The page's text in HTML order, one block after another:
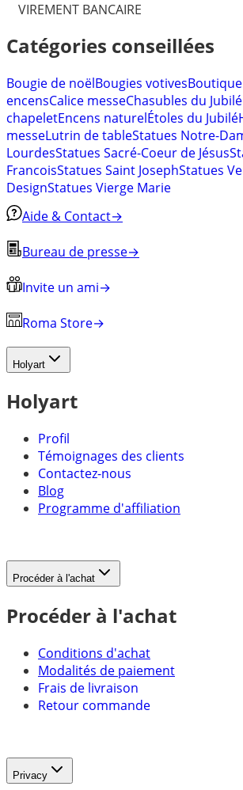
VIREMENT BANCAIRE
Catégories conseillées
Bougie de noëlBougies votives
encensCalice messeChasubles du Jubilé
chapeletEncens naturelÉtoles du Jubilé
messeLutrin de tableStatues Notre-
LourdesStatues Sacré-Coeur de Jésus
FrancoisStatues Saint JosephStatues
DesignStatues Vierge Marie
Aide & Contact→
Bureau de presse→
Invite un ami→
Roma Store→
Holyart
Holyart
Profil
Témoignages des clients
Contactez-nous
Blog
Programme d'affiliation
Procéder à l'achat
Procéder à l'achat
Conditions d'achat
Modalités de paiement
Frais de livraison
Retour commande
Privacy